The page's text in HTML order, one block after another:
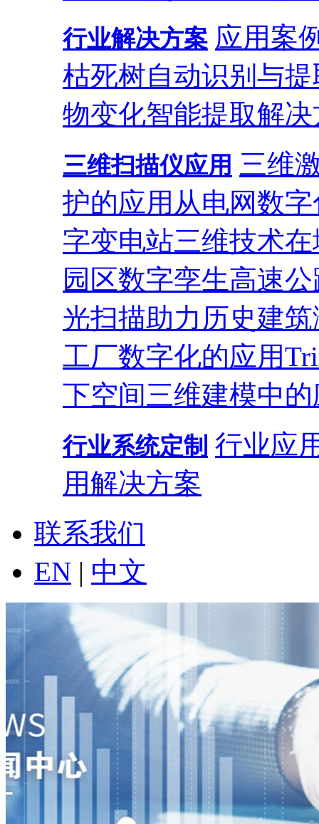
行业解决方案 应用案
枯死树自动识别与提
物变化智能提取解
三维扫描仪应用 三维
护的应用 从电网数
字变电站三维技术
园区数字孪生高速
光扫描助力历史建
工厂数字化的应用
下空间三维建模中
行业系统定制 行业应
用解决方案
联系我们
EN | 中文